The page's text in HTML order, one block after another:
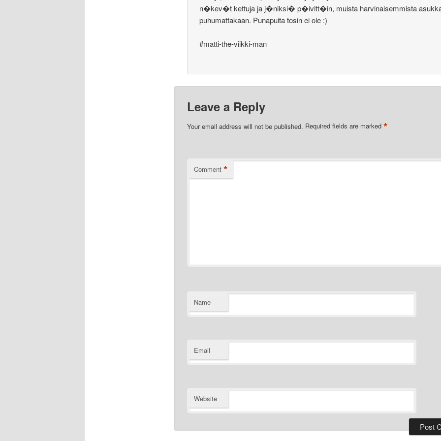
n�kev�t kettuja ja j�niksi� p�ivitt�in, muista harvinaisemmista
puhumattakaan. Punapuita tosin ei ole :)
#matti-the-viikki-man
Leave a Reply
Your email address will not be published. Required fields are marked *
Comment *
Name
Email
Website